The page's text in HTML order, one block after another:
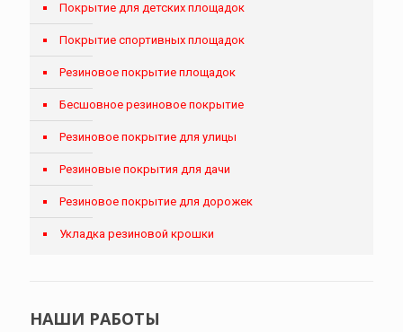
Покрытие для детских площадок
Покрытие спортивных площадок
Резиновое покрытие площадок
Бесшовное резиновое покрытие
Резиновое покрытие для улицы
Резиновые покрытия для дачи
Резиновое покрытие для дорожек
Укладка резиновой крошки
НАШИ РАБОТЫ